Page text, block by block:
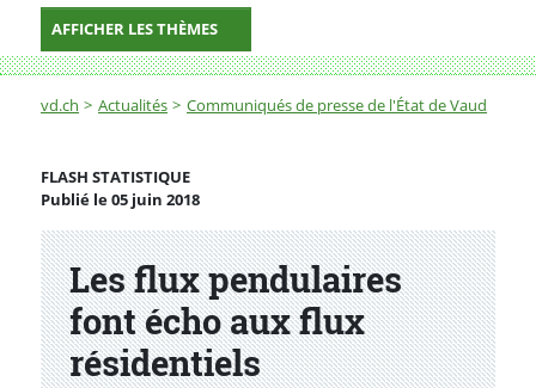
AFFICHER LES THÈMES
Fil d'Ariane
vd.ch Actualités Communiqués de presse de l'État de Vaud
Les flux pendulaires font écho aux flux résidentiels
Les flux pendulaires
font écho aux flux
résidentiels
FLASH STATISTIQUE
Publié le 05 juin 2018
Partenaire(s)